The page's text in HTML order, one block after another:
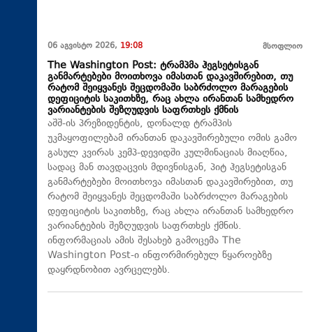
06 აგვისტო 2026, 19:08 მსოფლიო
The Washington Post: ტრამპმა ჰეგსეტისგან
განმარტებები მოითხოვა იმასთან დაკავშირებით, თუ
რატომ შეიყვანეს შეცდომაში საბრძოლო მარაგების
დეფიციტის საკითხზე, რაც ახლა ირანთან სამხედრო
ვარიანტების შეზღუდვის საფრთხეს ქმნის
აშშ-ის პრეზიდენტის, დონალდ ტრამპის
უკმაყოფილებამ ირანთან დაკავშირებული ომის გამო
გასულ კვირას კემპ-დევიდში კულმინაციას მიაღწია,
სადაც მან თავდაცვის მდივნისგან, პიტ ჰეგსეტისგან
განმარტებები მოითხოვა იმასთან დაკავშირებით, თუ
რატომ შეიყვანეს შეცდომაში საბრძოლო მარაგების
დეფიციტის საკითხზე, რაც ახლა ირანთან სამხედრო
ვარიანტების შეზღუდვის საფრთხეს ქმნის.
ინფორმაციას ამის შესახებ გამოცემა The
Washington Post-ი ინფორმირებულ წყაროებზე
დაყრდნობით ავრცელებს.